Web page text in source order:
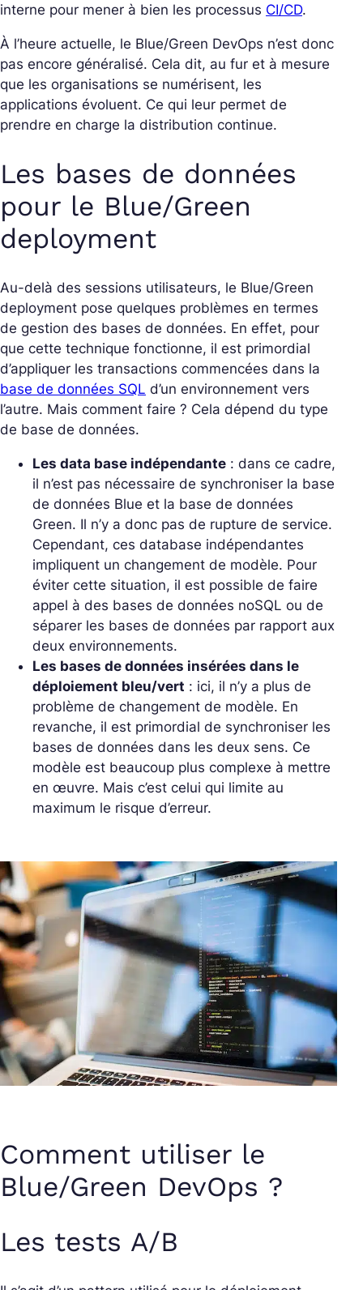
interne pour mener à bien les processus CI/CD.
À l’heure actuelle, le Blue/Green DevOps n’est donc
pas encore généralisé. Cela dit, au fur et à mesure
que les organisations se numérisent, les
applications évoluent. Ce qui leur permet de
prendre en charge la distribution continue.
Les bases de données
pour le Blue/Green
deployment
Au-delà des sessions utilisateurs, le Blue/Green
deployment pose quelques problèmes en termes
de gestion des bases de données. En effet, pour
que cette technique fonctionne, il est primordial
d’appliquer les transactions commencées dans la
base de données SQL d’un environnement vers
l’autre. Mais comment faire ? Cela dépend du type
de base de données.
Les data base indépendante : dans ce cadre,
il n’est pas nécessaire de synchroniser la base
de données Blue et la base de données
Green. Il n’y a donc pas de rupture de service.
Cependant, ces database indépendantes
impliquent un changement de modèle. Pour
éviter cette situation, il est possible de faire
appel à des bases de données noSQL ou de
séparer les bases de données par rapport aux
deux environnements.
Les bases de données insérées dans le
déploiement bleu/vert : ici, il n’y a plus de
problème de changement de modèle. En
revanche, il est primordial de synchroniser les
bases de données dans les deux sens. Ce
modèle est beaucoup plus complexe à mettre
en œuvre. Mais c’est celui qui limite au
maximum le risque d’erreur.
Comment utiliser le
Blue/Green DevOps ?
Les tests A/B